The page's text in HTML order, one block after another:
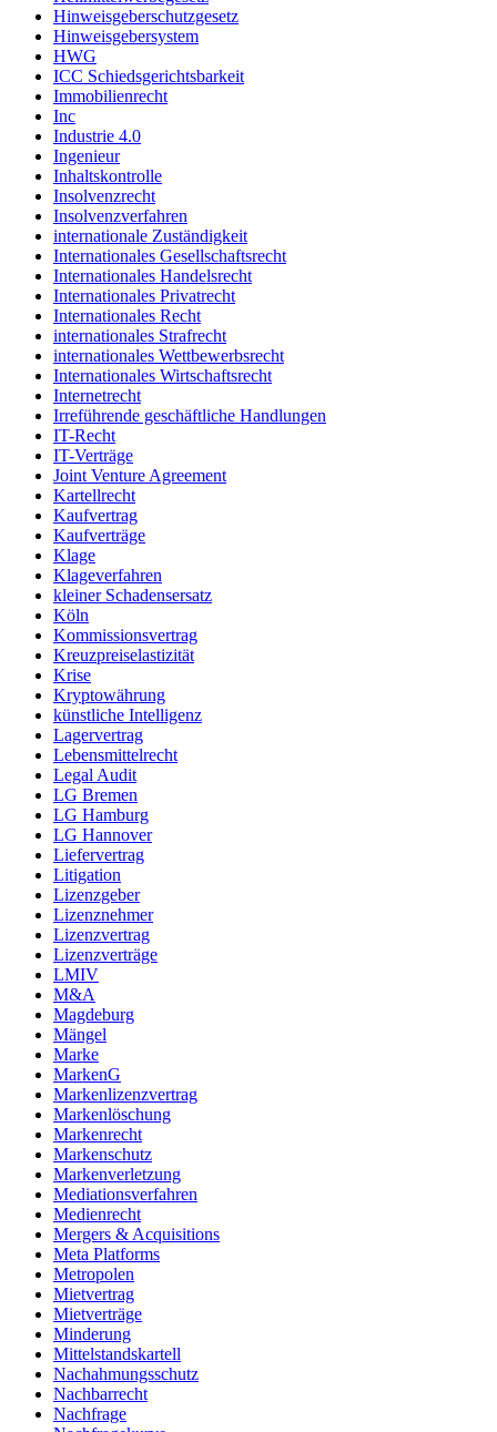
Hinweisgeberschutzgesetz
Hinweisgebersystem
HWG
ICC Schiedsgerichtsbarkeit
Immobilienrecht
Inc
Industrie 4.0
Ingenieur
Inhaltskontrolle
Insolvenzrecht
Insolvenzverfahren
internationale Zuständigkeit
Internationales Gesellschaftsrecht
Internationales Handelsrecht
Internationales Privatrecht
Internationales Recht
internationales Strafrecht
internationales Wettbewerbsrecht
Internationales Wirtschaftsrecht
Internetrecht
Irreführende geschäftliche Handlungen
IT-Recht
IT-Verträge
Joint Venture Agreement
Kartellrecht
Kaufvertrag
Kaufverträge
Klage
Klageverfahren
kleiner Schadensersatz
Köln
Kommissionsvertrag
Kreuzpreiselastizität
Krise
Kryptowährung
künstliche Intelligenz
Lagervertrag
Lebensmittelrecht
Legal Audit
LG Bremen
LG Hamburg
LG Hannover
Liefervertrag
Litigation
Lizenzgeber
Lizenznehmer
Lizenzvertrag
Lizenzverträge
LMIV
M&A
Magdeburg
Mängel
Marke
MarkenG
Markenlizenzvertrag
Markenlöschung
Markenrecht
Markenschutz
Markenverletzung
Mediationsverfahren
Medienrecht
Mergers & Acquisitions
Meta Platforms
Metropolen
Mietvertrag
Mietverträge
Minderung
Mittelstandskartell
Nachahmungsschutz
Nachbarrecht
Nachfrage